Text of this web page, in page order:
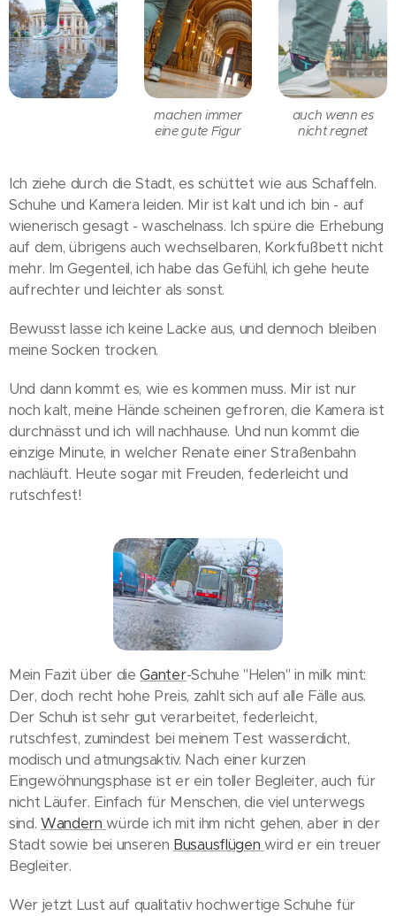
machen immer
eine gute Figur
auch wenn es
nicht regnet
Ich ziehe durch die Stadt, es schüttet wie aus Schaffeln.
Schuhe und Kamera leiden. Mir ist kalt und ich bin - auf
wienerisch gesagt - waschelnass. Ich spüre die Erhebung
auf dem, übrigens auch wechselbaren, Korkfußbett nicht
mehr. Im Gegenteil, ich habe das Gefühl, ich gehe heute
aufrechter und leichter als sonst.
Bewusst lasse ich keine Lacke aus, und dennoch bleiben
meine Socken trocken.
Und dann kommt es, wie es kommen muss. Mir ist nur
noch kalt, meine Hände scheinen gefroren, die Kamera ist
durchnässt und ich will nachhause. Und nun kommt die
einzige Minute, in welcher Renate einer Straßenbahn
nachläuft. Heute sogar mit Freuden, federleicht und
rutschfest!
Mein Fazit über dieGanter-Schuhe "Helen" in milk mint:
Der, doch recht hohe Preis, zahlt sich auf alle Fälle aus.
Der Schuh ist sehr gut verarbeitet, federleicht,
rutschfest, zumindest bei meinem Test wasserdicht,
modisch und atmungsaktiv. Nach einer kurzen
Eingewöhnungsphase ist er ein toller Begleiter, auch für
nicht Läufer. Einfach für Menschen, die viel unterwegs
sind.Wandernwürde ich mit ihm nicht gehen, aber in der
Stadt sowie bei unseren Busausflügen wird er ein treuer
Begleiter.
Wer jetzt Lust auf qualitativ hochwertige Schuhe für